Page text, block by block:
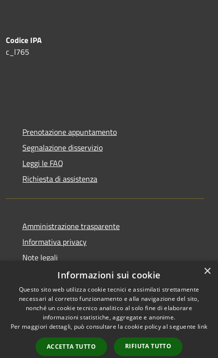
Codice IPA
c_l765
Prenotazione appuntamento
Segnalazione disservizio
Leggi le FAQ
Richiesta di assistenza
Amministrazione trasparente
Informativa privacy
Note legali
Dichiarazione di accessibilità
RSS
Copyright © 2026 • Comune di
Municipium•
Accesso
×
Informazioni sui cookie
Questo sito web utilizza cookie tecnici e assimilati strettamente
necessari al corretto funzionamento e alla navigazione del sito,
nonché un cookie tecnico analitico al solo fine di elaborare
informazioni statistiche, aggregate e anonime.
Per maggiori dettagli, può consultare la cookie policy al seguente link
ACCETTA TUTTO RIFIUTA TUTTO